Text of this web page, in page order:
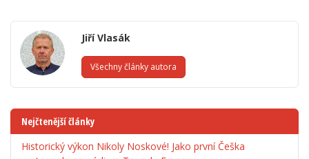
Jiří Vlasák
Všechny články autora
Nejčtenější články
Historický výkon Nikoly Noskové! Jako první Češka